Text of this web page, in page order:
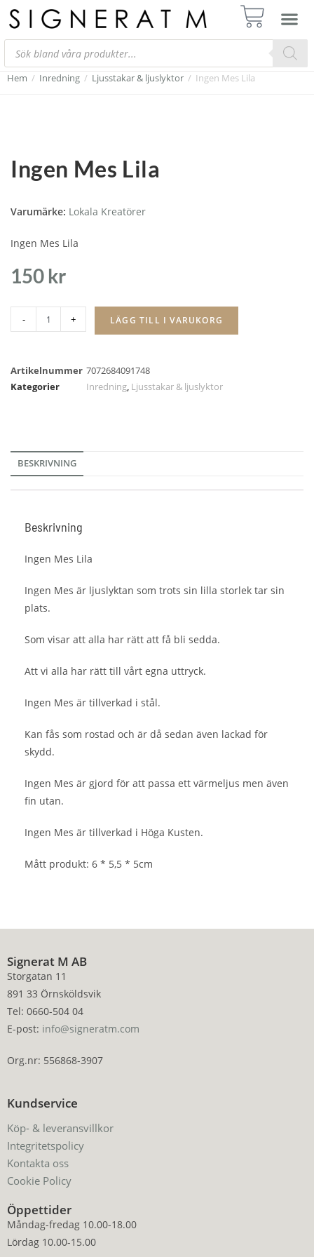
Hem / Inredning / Ljusstakar & ljuslyktor / Ingen Mes Lila
Ingen Mes Lila
Varumärke: Lokala Kreatörer
Ingen Mes Lila
150 kr
- + LÄGG TILL I VARUKORG
Artikelnummer 7072684091748
Kategorier
Inredning, Ljusstakar & ljuslyktor
BESKRIVNING
Beskrivning
Ingen Mes Lila
Ingen Mes är ljuslyktan som trots sin lilla storlek tar sin
plats.
Som visar att alla har rätt att få bli sedda.
Att vi alla har rätt till vårt egna uttryck.
Ingen Mes är tillverkad i stål.
Kan fås som rostad och är då sedan även lackad för
skydd.
Ingen Mes är gjord för att passa ett värmeljus men även
fin utan.
Ingen Mes är tillverkad i Höga Kusten.
Mått produkt: 6 * 5,5 * 5cm
Signerat M AB
Storgatan 11
891 33 Örnsköldsvik
Tel: 0660-504 04
E-post: info@signeratm.com
Org.nr: 556868-3907
Kundservice
Köp- & leveransvillkor
Integritetspolicy
Kontakta oss
Cookie Policy
Öppettider
Måndag-fredag 10.00-18.00
Lördag 10.00-15.00